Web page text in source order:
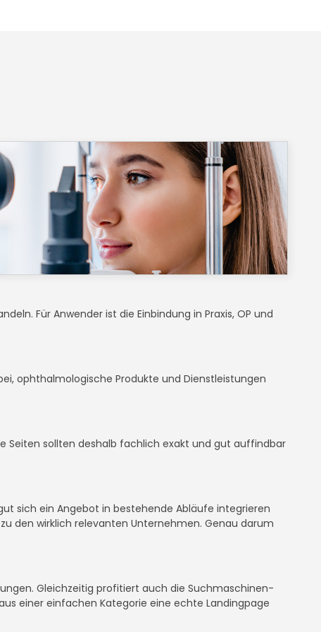
Für Anwender ist die Einbindung in Praxis, OP und
ophthalmologische Produkte und Dienstleistungen
Seiten sollten deshalb fachlich exakt und gut auffindbar
sich ein Angebot in bestehende Abläufe integrieren
den wirklich relevanten Unternehmen. Genau darum
Gleichzeitig profitiert auch die Suchmaschinen-
einer einfachen Kategorie eine echte Landingpage